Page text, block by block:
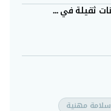
سلامة مهنية